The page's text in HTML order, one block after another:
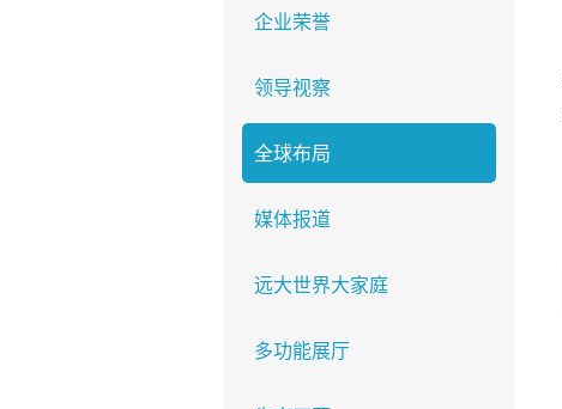
企业荣誉
领导视察
全球布局
媒体报道
远大世界大家庭
多功能展厅